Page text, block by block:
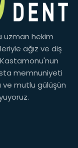
uzman hekim
ağız ve diş
memnuniyeti
ve mutlu gülüşün